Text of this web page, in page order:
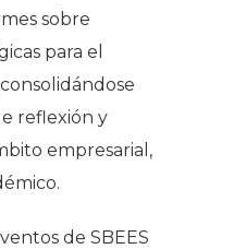
sobre
para el
reflexión y
empresarial,
de SBEES